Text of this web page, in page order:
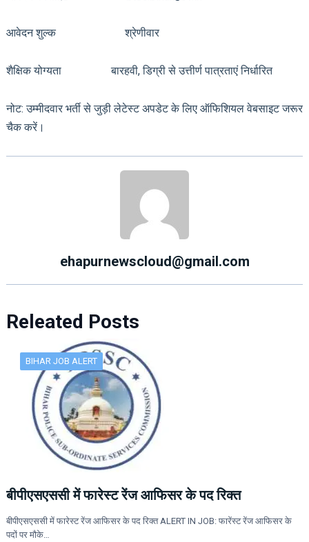
आवेदन शुल्क श्रेणीवार
शैक्षिक योग्यता बारहवी, डिग्री से उत्तीर्ण पात्रताएं निर्धारित
नोट: उम्मीदवार भर्ती से जुड़ी लेटेस्ट अपडेट के लिए ऑफिशियल वेबसाइट जरूर
चैक करें।
ehapurnewscloud@gmail.com
Releated Posts
BIHAR JOB ALERT
बीपीएसएससी में फारेस्ट रेंज आफिसर के पद रिक्त
बीपीएसएससी में फारेस्ट रेंज आफिसर के पद रिक्त ALERT IN JOB: फारेंस्ट रेंज आफिसर के
पदों पर मौके…